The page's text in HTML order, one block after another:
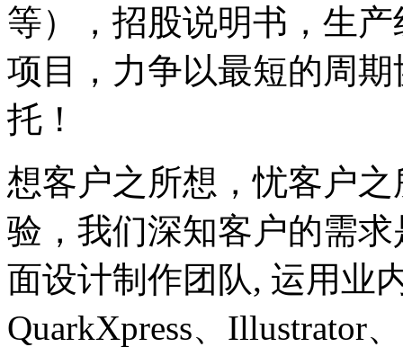
等），招股说明书，生
项目，力争以最短的周
托！
想客户之所想，忧客户
验，我们深知客户的需
面设计制作团队, 运用业
QuarkXpress、Illustrator